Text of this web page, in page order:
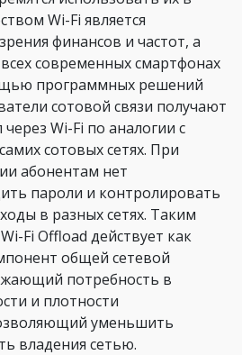
Wi-Fi является
финансов и частот, а
современных смартфонах
программных решений
сотовой связи получают
Wi-Fi по аналогии с
сотовых сетях. При
абонентам нет
пароли и контролировать
в разных сетях. Таким
Fi Offload действует как
общей сетевой
потребность в
и плотности
уменьшить
владения сетью.